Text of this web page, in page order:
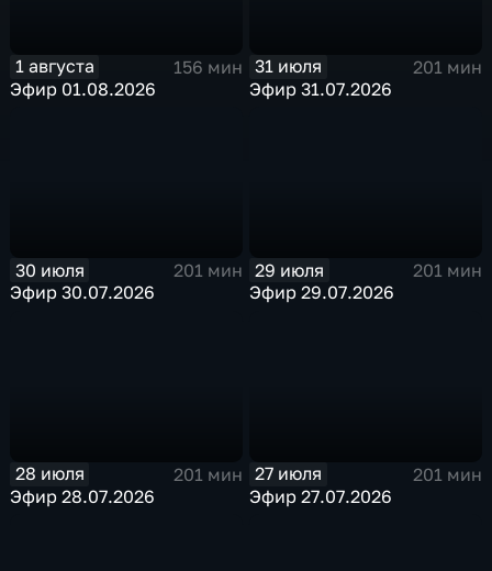
1 августа
156 мин
Эфир 01.08.2026
31 июля
201 мин
Эфир 31.07.2026
30 июля
201 мин
Эфир 30.07.2026
29 июля
201 мин
Эфир 29.07.2026
28 июля
201 мин
Эфир 28.07.2026
27 июля
201 мин
Эфир 27.07.2026